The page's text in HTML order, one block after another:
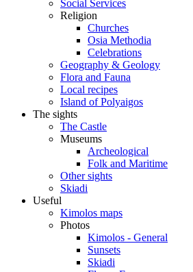
Social Services
Religion
Churches
Osia Methodia
Celebrations
Geography & Geology
Flora and Fauna
Local recipes
Island of Polyaigos
The sights
The Castle
Museums
Archeological
Folk and Maritime
Other sights
Skiadi
Useful
Kimolos maps
Photos
Kimolos - General
Sunsets
Skiadi